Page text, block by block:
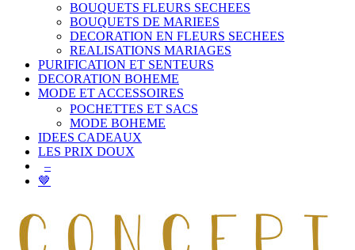
BOUQUETS FLEURS SECHEES
BOUQUETS DE MARIEES
DECORATION EN FLEURS SECHEES
REALISATIONS MARIAGES
PURIFICATION ET SENTEURS
DECORATION BOHEME
MODE ET ACCESSOIRES
POCHETTES ET SACS
MODE BOHEME
IDEES CADEAUX
LES PRIX DOUX
–
🤎